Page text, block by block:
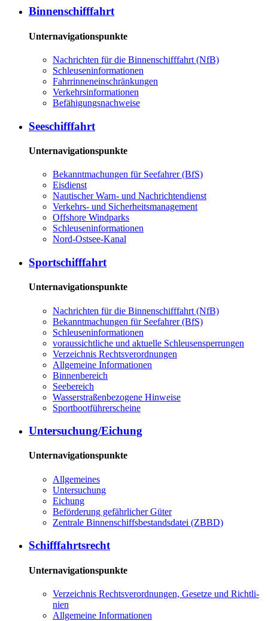
Bin­nen­schiff­fahrt
Unternavigationspunkte
Nach­rich­ten für die Bin­nen­schiff­fahrt (NfB)
Schleu­sen­in­for­ma­tio­nen
Fahr­rin­nen­ein­schrän­kun­gen
Ver­kehrs­in­for­ma­tio­nen
Be­fä­hi­gungs­nach­wei­se
See­schiff­fahrt
Unternavigationspunkte
Be­kannt­ma­chun­gen für See­fah­rer (BfS)
Eis­dienst
Nau­ti­scher Warn-​ und Nach­rich­ten­dienst
Ver­kehrs-​ und Si­cher­heits­ma­na­ge­ment
Offs­ho­re Wind­parks
Schleu­sen­in­for­ma­tio­nen
Nord-​Ost­see-​Ka­nal
Sport­schiff­fahrt
Unternavigationspunkte
Nach­rich­ten für die Bin­nen­schiff­fahrt (NfB)
Be­kannt­ma­chun­gen für See­fah­rer (BfS)
Schleu­sen­in­for­ma­tio­nen
voraussichtliche und aktuelle Schleusensperrungen
Ver­zeich­nis Rechts­ver­ord­nun­gen
All­ge­mei­ne In­for­ma­tio­nen
Bin­nen­be­reich
See­be­reich
Was­ser­stra­ßen­be­zo­ge­ne Hin­wei­se
Sport­boot­füh­rer­schei­ne
Un­ter­su­chung/Ei­chung
Unternavigationspunkte
All­ge­mei­nes
Un­ter­su­chung
Ei­chung
Be­för­de­rung ge­fähr­li­cher Gü­ter
Zen­tra­le Bin­nen­schiffs­be­stands­da­tei (ZBBD)
Schiff­fahrts­recht
Unternavigationspunkte
Ver­zeich­nis Rechts­ver­ord­nun­gen, Ge­set­ze und Richt­li­
ni­en
All­ge­mei­ne In­for­ma­tio­nen